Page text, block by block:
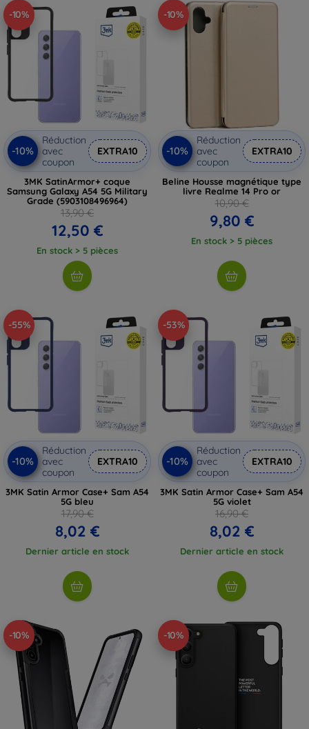
-10%
-10%
Réduction
avec
coupon
EXTRA10
3MK SatinArmor+ coque
Samsung Galaxy A54 5G Military
Grade (5903108496964)
13,90 €
12,50 €
En stock > 5 pièces
-10%
-10%
Réduction
avec
coupon
EXTRA10
Beline Housse magnétique type
livre Realme 14 Pro or
10,90 €
9,80 €
En stock > 5 pièces
-55%
-10%
Réduction
avec
coupon
EXTRA10
3MK Satin Armor Case+ Sam A54
5G bleu
17,90 €
8,02 €
Dernier article en stock
-53%
-10%
Réduction
avec
coupon
EXTRA10
3MK Satin Armor Case+ Sam A54
5G violet
16,90 €
8,02 €
Dernier article en stock
-10% -10%